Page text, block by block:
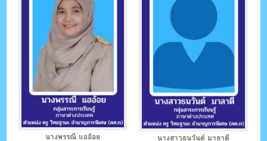
นางพรรณี แออ้อย
นางสาวธนวันต์ มาลาตี